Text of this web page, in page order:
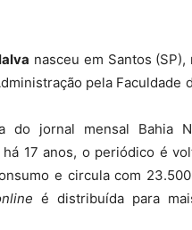
nasceu em Santos
pela Faculdade
do jornal mensal Bahia
há 17 anos, o periódico é
e circula com
é distribuída para